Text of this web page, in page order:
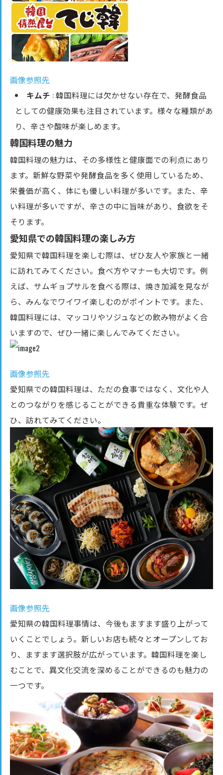
画像参照先
キムチ : 韓国料理には欠かせない存在で、発酵食品
としての健康効果も注目されています。様々な種類があ
り、辛さや酸味が楽しめます。
韓国料理の魅力
韓国料理の魅力は、その多様性と健康面での利点にあり
ます。新鮮な野菜や発酵食品を多く使用しているため、
栄養価が高く、体にも優しい料理が多いです。また、辛
い料理が多いですが、辛さの中に旨味があり、食欲をそ
そります。
愛知県での韓国料理の楽しみ方
愛知県で韓国料理を楽しむ際は、ぜひ友人や家族と一緒
に訪れてみてください。食べ方やマナーも大切です。例
えば、サムギョプサルを食べる際は、焼き加減を見なが
ら、みんなでワイワイ楽しむのがポイントです。また、
韓国料理には、マッコリやソジュなどの飲み物がよく合
いますので、ぜひ一緒に楽しんでみてください。
画像参照先
愛知県での韓国料理は、ただの食事ではなく、文化や人
とのつながりを感じることができる貴重な体験です。ぜ
ひ、訪れてみてください。
画像参照先
愛知県の韓国料理事情は、今後もますます盛り上がって
いくことでしょう。新しいお店も続々とオープンしてお
り、ますます選択肢が広がっています。韓国料理を楽し
むことで、異文化交流を深めることができるのも魅力の
一つです。